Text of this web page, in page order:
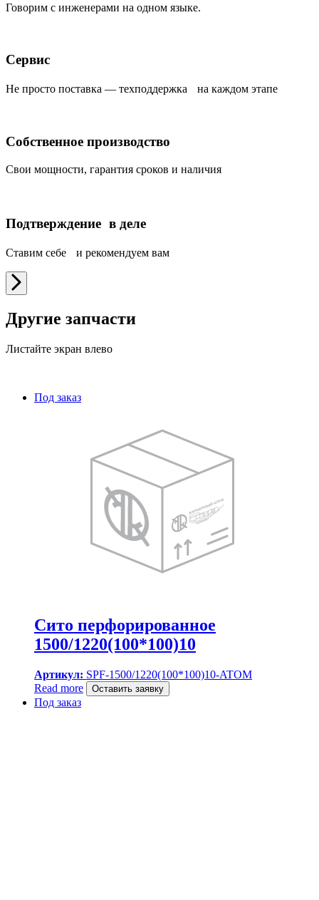
Говорим с инженерами на одном языке.
Сервис
Не просто поставка — техподдержка на каждом этапе
Собственное производство
Свои мощности, гарантия сроков и наличия
Подтверждение в деле
Ставим себе и рекомендуем вам
Другие запчасти
Листайте экран влево
Под заказ
Сито перфорированное
1500/1220(100*100)10
Артикул: SPF-1500/1220(100*100)10-ATOM
Read more
Оставить заявку
Под заказ